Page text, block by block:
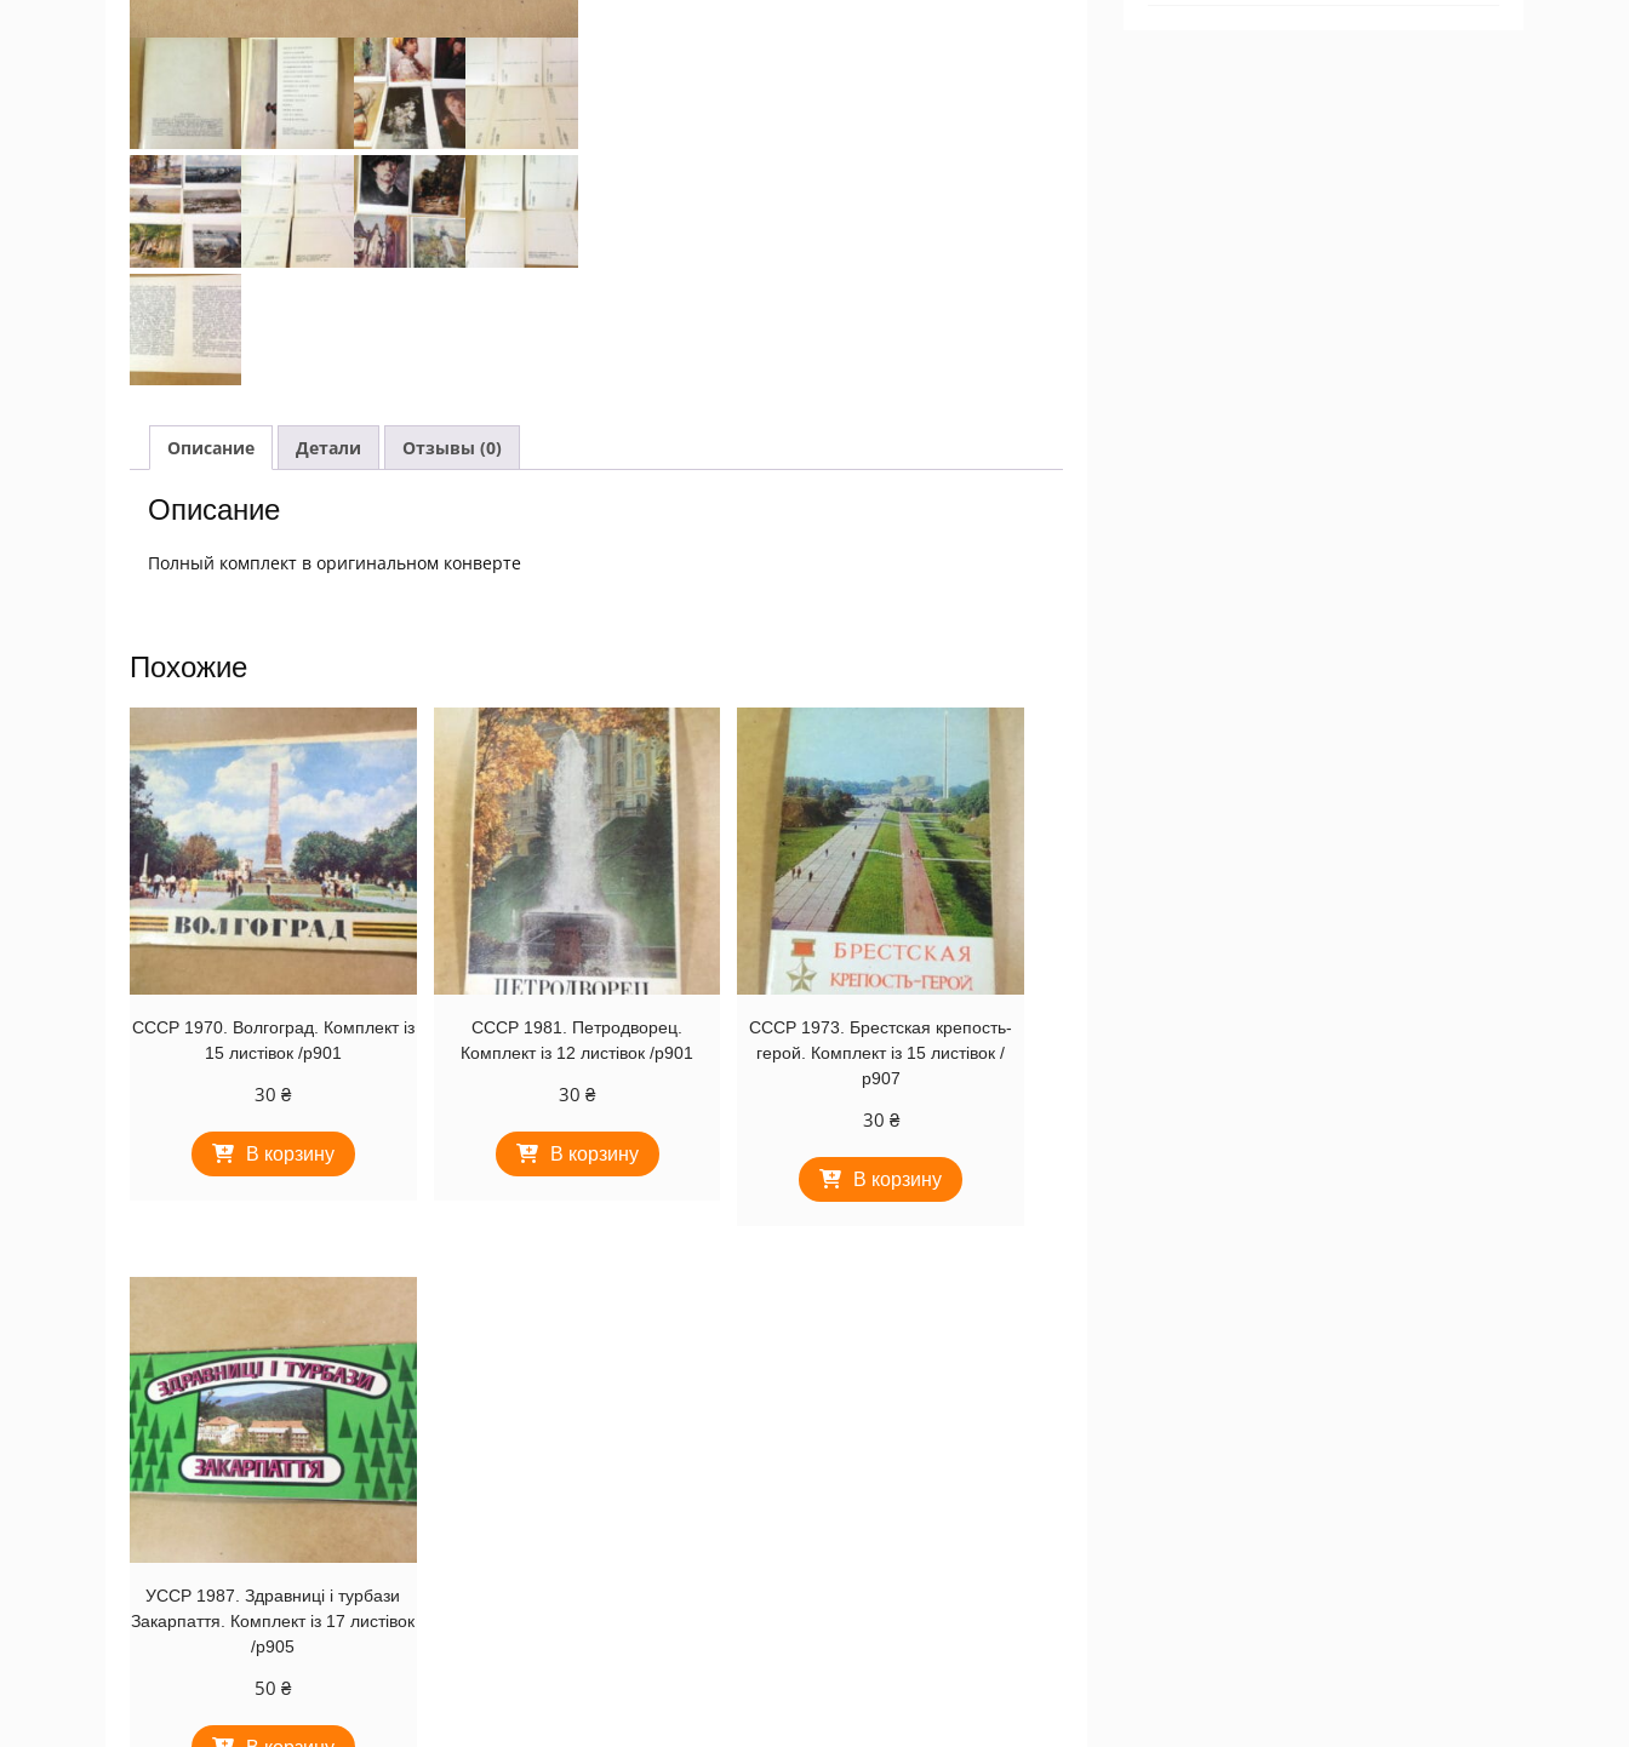
Описание Детали Отзывы (0)
Описание
Полный комплект в оригинальном конверте
Похожие
СССР 1970. Волгоград. Комплект із
15 листівок /р901
30₴
В корзину
СССР 1981. Петродворец.
Комплект із 12 листівок /р901
30 ₴
В корзину
СССР 1973. Брестская крепость-
герой. Комплект із 15 листівок /
р907
30 ₴
В корзину
УССР 1987. Здравниці і турбази
Закарпаття. Комплект із 17 листівок
/р905
50₴